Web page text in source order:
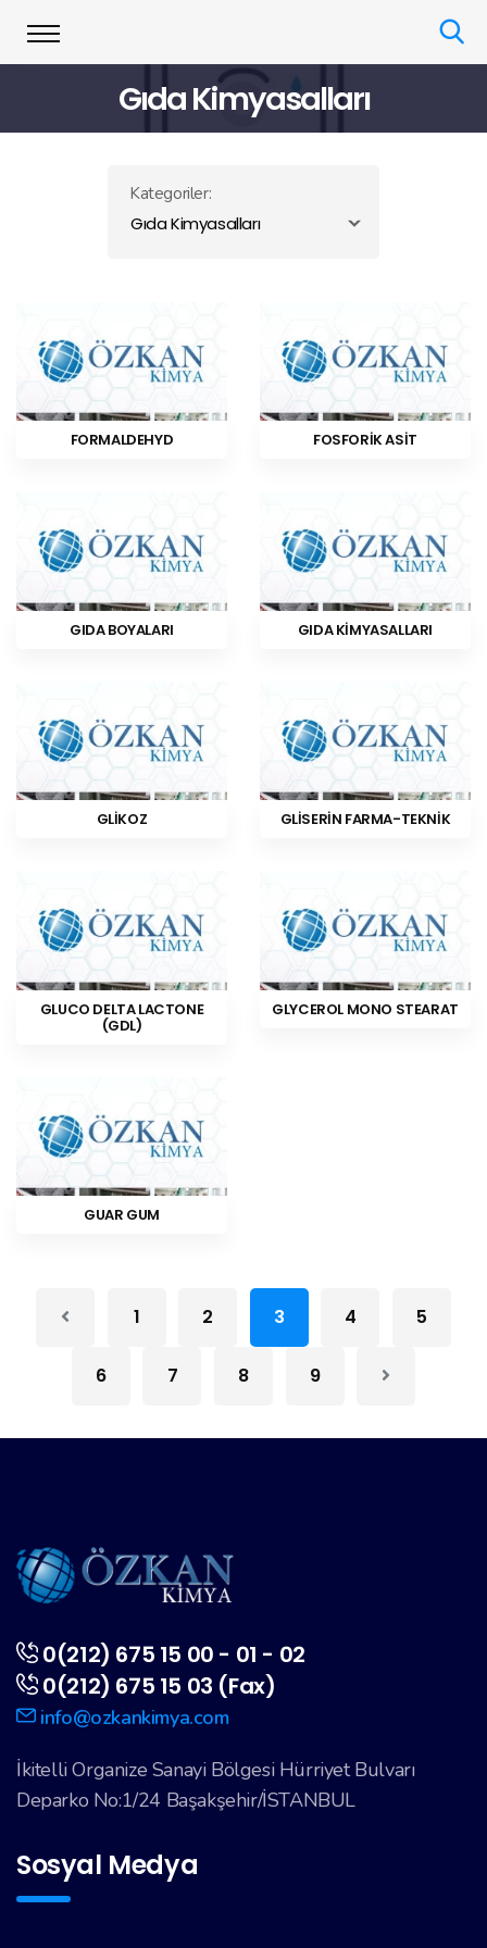
Gıda Kimyasalları
Kategoriler:
Gıda Kimyasalları
FORMALDEHYD FOSFORİK ASİT
GIDA BOYALARI GIDA KİMYASALLARI
GLİKOZ GLİSERİN FARMA-TEKNİK
GLUCO DELTA LACTONE
(GDL)
GLYCEROL MONO STEARAT
GUAR GUM
1 2 3 4 5
6 7 8 9
0(212) 675 15 00 - 01 - 02
0(212) 675 15 03 (Fax)
info@ozkankimya.com
İkitelli Organize Sanayi Bölgesi Hürriyet Bulvarı
Deparko No:1/24 Başakşehir/İSTANBUL
Sosyal Medya